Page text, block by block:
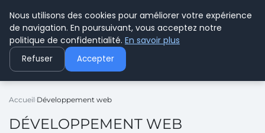
C PLUSPLUS
Accueil Développement web
DÉVELOPPEMENT WEB
Nous utilisons des cookies pour améliorer votre expérience
de navigation. En poursuivant, vous acceptez notre
politique de confidentialité. En savoir plus
Refuser Accepter